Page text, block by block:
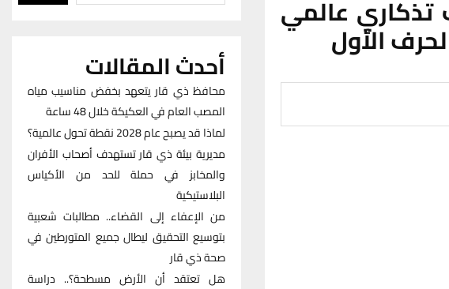
عالمي
الأول
أحدث المقالات
محافظ ذي قار يتعهد بخفض مناسيب مياه
المصب العام في العكيكة خلال 48 ساعة
لماذا قد يصبح عام 2028 نقطة تحول عالمية؟
مديرية بيئة ذي قار تستهدف أصحاب الأفران
والمخابز في حملة للحد من الأكياس
البلاستيكية
من الإعفاء إلى القضاء.. مطالبات شعبية
بتوسيع التحقيق ليطال جميع المتورطين في
صحة ذي قار
هل تعتقد أن الأرض مسطحة؟.. دراسة